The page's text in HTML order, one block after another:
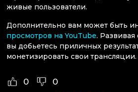
живые пользователи.
Дополнительно вам может быть
просмотров на YouTube. Развивая
вы добьетесь приличных
монетизировать свои трансляции.
0 0